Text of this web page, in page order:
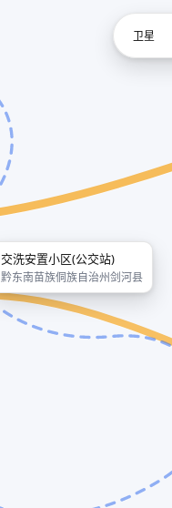
交洗安置小区(公交站)
黔东南苗族侗族自治州剑河县
卫星